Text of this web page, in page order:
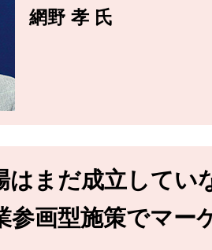
網野 孝 氏
はまだ成立してい
参画型施策でマー